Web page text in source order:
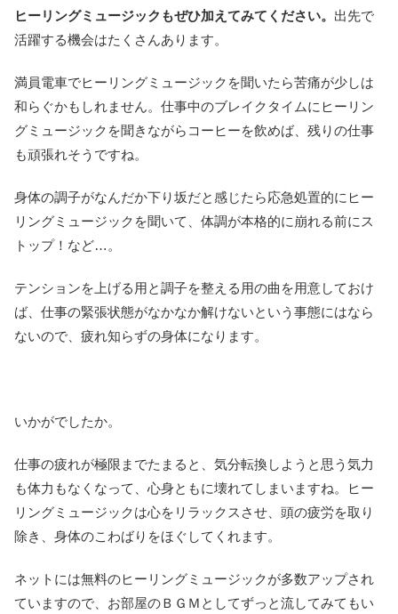
ヒーリングミュージックもぜひ加えてみてください。 出先で
活躍する機会はたくさんあります。
満員電車でヒーリングミュージックを聞いたら苦痛が少しは
和らぐかもしれません。仕事中のブレイクタイムにヒーリン
グミュージックを聞きながらコーヒーを飲めば、残りの仕事
も頑張れそうですね。
身体の調子がなんだか下り坂だと感じたら応急処置的にヒー
リングミュージックを聞いて、体調が本格的に崩れる前にス
トップ！など…。
テンションを上げる用と調子を整える用の曲を用意しておけ
ば、仕事の緊張状態がなかなか解けないという事態にはなら
ないので、疲れ知らずの身体になります。
いかがでしたか。
仕事の疲れが極限までたまると、気分転換しようと思う気力
も体力もなくなって、心身ともに壊れてしまいますね。ヒー
リングミュージックは心をリラックスさせ、頭の疲労を取り
除き、身体のこわばりをほぐしてくれます。
ネットには無料のヒーリングミュージックが多数アップされ
ていますので、お部屋のＢＧＭとしてずっと流してみてもい